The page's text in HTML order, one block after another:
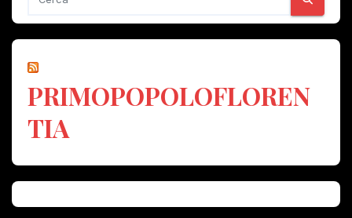
PRIMOPOPOLOFLOREN
TIA